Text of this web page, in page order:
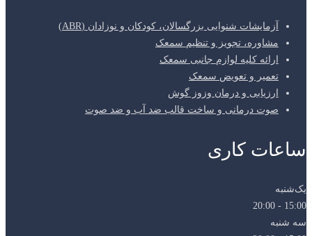
آزمایشات شنوایی بزرگسالان، کودکان و نوزادان (ABR)
مشاوره، تجویز و تنظیم سمعک
ارائه کلیه لوازم جانبی سمعک
تعمیر و تعویض سمعک
ارزیابی و درمان وزوز گوش
صوت درمانی و ساخت قالب ضد آب و ضد صوت
ساعات کاری
یک‌شنبه
15:00 - 20:00
سه شنبه